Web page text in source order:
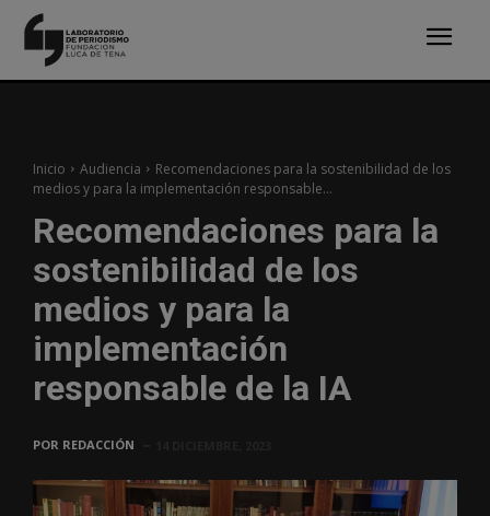
Inicio Audiencia
Recomendaciones para la sostenibilidad de los
medios y para la implementación responsable...
Recomendaciones para la
sostenibilidad de los
medios y para la
implementación
responsable de la IA
POR REDACCIÓN